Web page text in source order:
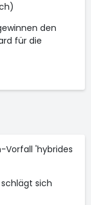
den
für die
Vorfall 'hybrides
schlägt sich